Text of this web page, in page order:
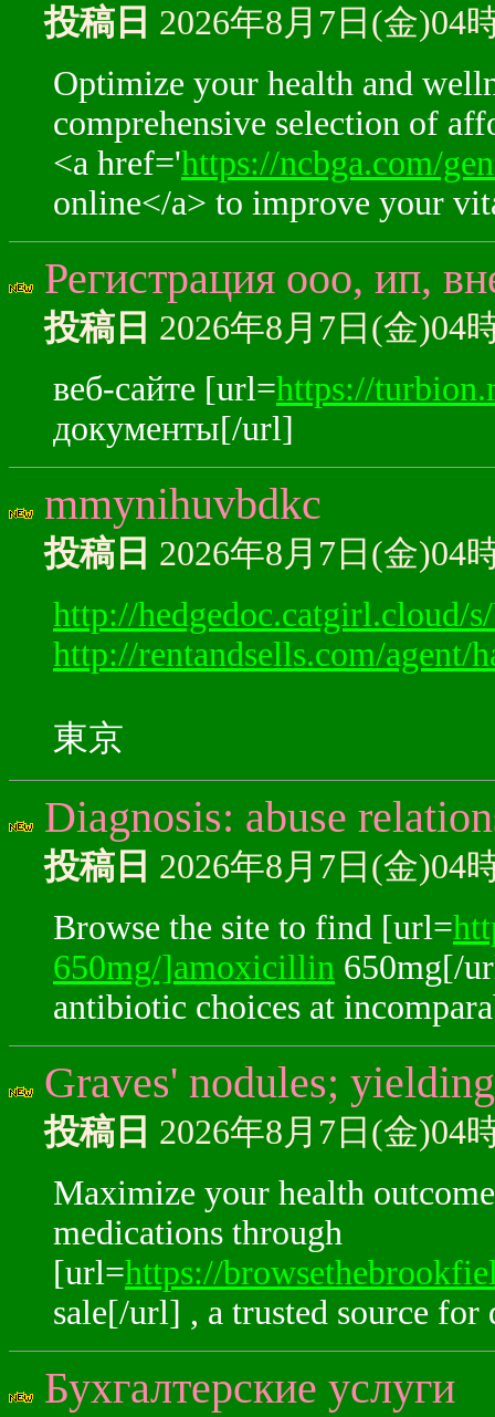
投稿日 2026年8月7日(金)04
Optimize your health and
comprehensive selection of
<a href='https://ncbga.com/
online</a> to improve your
Регистрация ооо, ип,
投稿日 2026年8月7日(金)04
веб-сайте [url=https://
документы[/url]
mmynihuvbdkc
投稿日 2026年8月7日(金)04
http://hedgedoc.catgirl.cloud/
http://rentandsells.com/agent/
東京
Diagnosis: abuse
投稿日 2026年8月7日(金)04
Browse the site to find [url=
650mg/]amoxicillin 650mg[/
antibiotic choices at
Graves' nodules;
投稿日 2026年8月7日(金)04
Maximize your health
medications through
[url=https://
sale[/url] , a trusted source for
Бухгалтерские услуги